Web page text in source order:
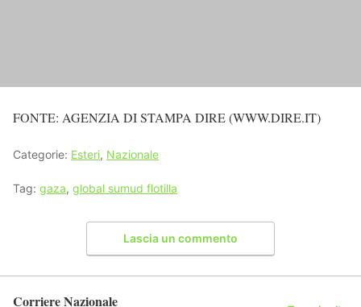
FONTE: AGENZIA DI STAMPA DIRE (WWW.DIRE.IT)
Categorie: Esteri, Nazionale
Tag: gaza, global sumud flotilla
Lascia un commento
Corriere Nazionale